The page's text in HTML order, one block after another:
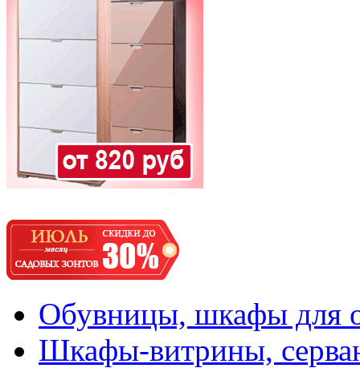
Обувницы, шкафы для
Шкафы-витрины,